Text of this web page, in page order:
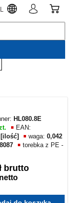
HL080.8E
EAN:
waga:0,042
torebka z PE -
brutto